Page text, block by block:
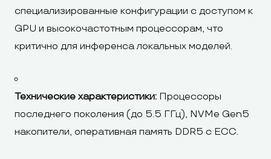
специализированные конфигурации с доступом к
GPU и высокочастотным процессорам, что
критично для инференса локальных моделей.
Технические характеристики: Процессоры
последнего поколения (до 5.5 ГГц), NVMe Gen5
накопители, оперативная память DDR5 с ECC.